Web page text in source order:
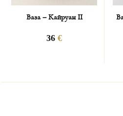
Стоимость доставки
конкретном случае отдельно.
В среднем расчёт составляет
заказанного товара.
Ваза – Кайруан II
36 €